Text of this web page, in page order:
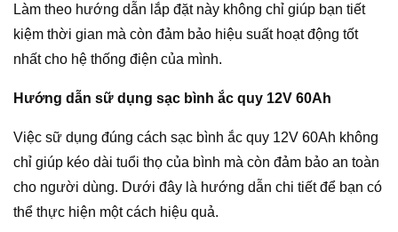
Làm theo hướng dẫn lắp đặt này không chỉ giúp bạn tiết
kiệm thời gian mà còn đảm bảo hiệu suất hoạt động tốt
nhất cho hệ thống điện của mình.
Hướng dẫn sữ dụng sạc bình ắc quy 12V 60Ah
Việc sữ dụng đúng cách sạc bình ắc quy 12V 60Ah không
chỉ giúp kéo dài tuổi thọ của bình mà còn đảm bảo an toàn
cho người dùng. Dưới đây là hướng dẫn chi tiết để bạn có
thể thực hiện một cách hiệu quả.